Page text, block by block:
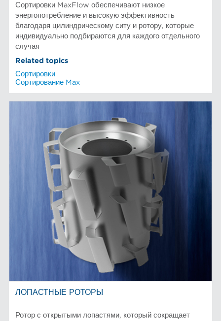
Сортировки MaxFlow обеспечивают низкое
энергопотребление и высокую эффективность
благодаря цилиндрическому ситу и ротору, которые
индивидуально подбираются для каждого отдельного
случая
Related topics
Сортировки
Сортирование Max
ЛОПАСТНЫЕ РОТОРЫ
Ротор с открытыми лопастями, который сокращает